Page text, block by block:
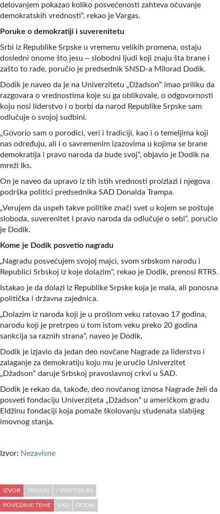
delovanjem pokazao koliko posvećenosti zahteva očuvanje
demokratskih vrednosti“, rekao je Vargas.
Poruke o demokratiji i suverenitetu
Srbi iz Republike Srpske u vremenu velikih promena, ostaju
dosledni onome što jesu – slobodni ljudi koji znaju šta brane i
zašto to rade, poručio je predsednik SNSD-a Milorad Dodik.
Dodik je naveo da je na Univerzitetu „Džadson“ imao priliku da
razgovara o vrednostima koje su ga oblikovale, o odgovornosti
koju nosi liderstvo i o borbi da narod Republike Srpske sam
odlučuje o svojoj sudbini.
„Govorio sam o porodici, veri i tradiciji, kao i o temeljima koji
nas određuju, ali i o savremenim izazovima u kojima se brane
demokratija i pravo naroda da bude svoj“, objavio je Dodik na
mreži Iks.
On je naveo da upravo iz tih istih vrednosti proizlazi i njegova
podrška politici predsednika SAD Donalda Trampa.
„Verujem da uspeh takve politike znači svet u kojem se poštuje
sloboda, suverenitet i pravo naroda da odlučuje o sebi“, poručio
je Dodik.
Kome je Dodik posvetio nagradu
„Nagradu posvećujem svojoj majci, svom srbskom narodu i
Republici Srbskoj iz koje dolazim“, rekao je Dodik, prenosi RTRS.
Istakao je da dolazi iz Republike Srpske koja je mala, ali ponosna
politička i državna zajednica.
„Dolazim iz naroda koji je u prošlom veku ratovao 17 godina,
narodu koji je pretrpeo u tom istom veku preko 20 godina
sankcija sa raznih strana“, naveo je Dodik.
Dodik je izjavio da jedan deo novčane Nagrade za liderstvo i
zalaganje za demokratiju koju mu je uručio Univerzitet
„Džadson“ daruje Srbskoj pravoslavnoj crkvi u SAD.
Dodik je rekao da, takođe, deo novčanog iznosa Nagrade želi da
posveti fondaciju Univerziteta „Džadson” u američkom gradu
Eldžinu fondaciji koja pomaže školovanju studenata slabijeg
imovnog stanja.
Izvor: Nezavisne
IZVOR TANJUG / VOSTOK.RS
POVEZANE TEME SAD DODIK